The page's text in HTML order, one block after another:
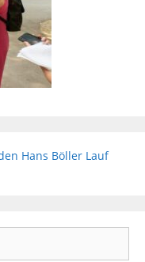
Hans Böller Lauf